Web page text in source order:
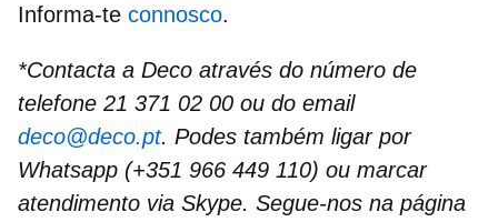
Informa-te connosco.
*Contacta a Deco através do número de
telefone 21 371 02 00 ou do email
deco@deco.pt. Podes também ligar por
Whatsapp (+351 966 449 110) ou marcar
atendimento via Skype. Segue-nos na página